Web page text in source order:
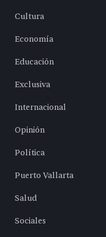
Cultura
Economía
Educación
Exclusiva
Internacional
Opinión
Política
Puerto Vallarta
Salud
Sociales